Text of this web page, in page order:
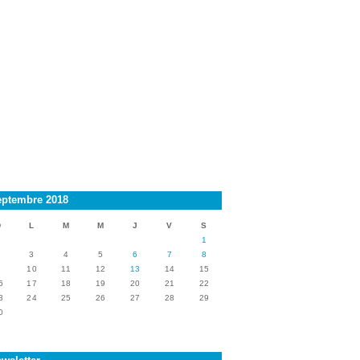
2018
L M M J V
S
1
3 4 5 6 7
8
10 11 12 13 14
15
17 18 19 20 21
22
24 25 26 27 28
29